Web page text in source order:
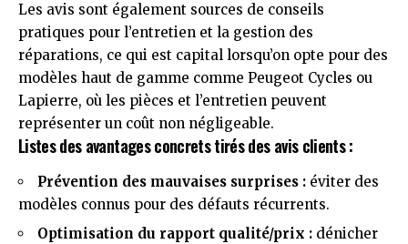
Les avis sont également sources de conseils
pratiques pour l’entretien et la gestion des
réparations, ce qui est capital lorsqu’on opte pour des
modèles haut de gamme comme Peugeot Cycles ou
Lapierre, où les pièces et l’entretien peuvent
représenter un coût non négligeable.
Listes des avantages concrets tirés des avis clients :
Prévention des mauvaises surprises : éviter des
modèles connus pour des défauts récurrents.
Optimisation du rapport qualité/prix : dénicher